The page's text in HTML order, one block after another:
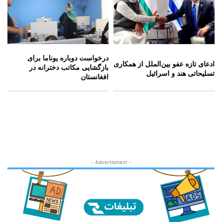
ادعای تازه عفو بین‌الملل از همکاری
تسلیحاتی هند و اسرائیل
درخواست دوباره یوناما برای
بازگشایی مکاتب دخترانه در
افغانستان
- Advertisment -